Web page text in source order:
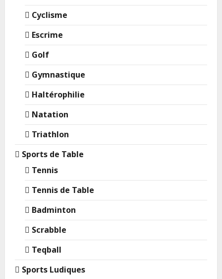
Cyclisme
Escrime
Golf
Gymnastique
Haltérophilie
Natation
Triathlon
Sports de Table
Tennis
Tennis de Table
Badminton
Scrabble
Teqball
Sports Ludiques